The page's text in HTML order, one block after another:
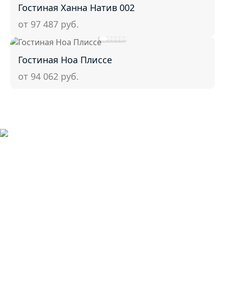
Гостиная Ханна Натив 002
от 97 487 руб.
Гостиная Ноа Плиссе
от 94 062 руб.